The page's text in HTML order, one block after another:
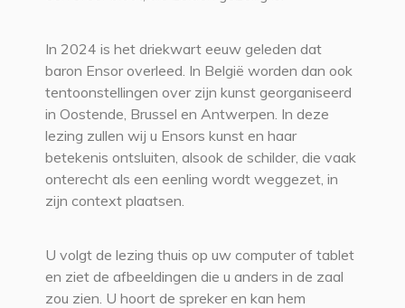
In 2024 is het driekwart eeuw geleden dat
baron Ensor overleed. In België worden dan ook
tentoonstellingen over zijn kunst georganiseerd
in Oostende, Brussel en Antwerpen. In deze
lezing zullen wij u Ensors kunst en haar
betekenis ontsluiten, alsook de schilder, die vaak
onterecht als een eenling wordt weggezet, in
zijn context plaatsen.
U volgt de lezing thuis op uw computer of tablet
en ziet de afbeeldingen die u anders in de zaal
zou zien. U hoort de spreker en kan hem